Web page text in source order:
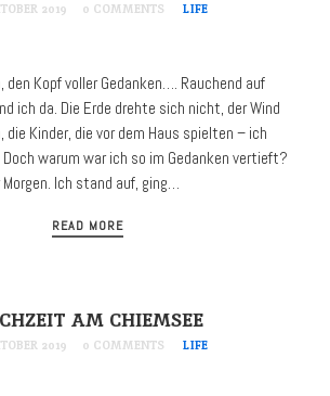
2019 0 COMMENTS LIFE
den Kopf voller Gedanken…. Rauchend auf
ich da. Die Erde drehte sich nicht, der Wind
Kinder, die vor dem Haus spielten – ich
warum war ich so im Gedanken vertieft?
Ich stand auf, ging…
READ MORE
AM CHIEMSEE
2019 0 COMMENTS LIFE